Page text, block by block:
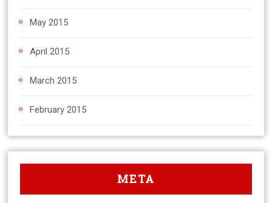
May 2015
April 2015
March 2015
February 2015
META